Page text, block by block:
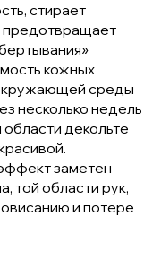
стирает
предотвращает
кожных
среды
несколько недель
декольте
заметен
той области рук,
и потере